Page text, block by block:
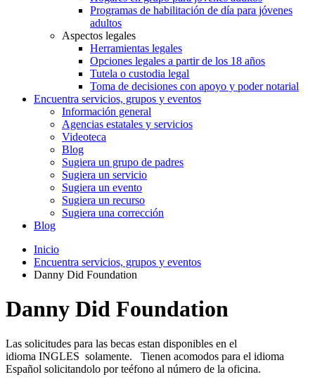
Programas de habilitación de día para jóvenes
adultos
Aspectos legales
Herramientas legales
Opciones legales a partir de los 18 años
Tutela o custodia legal
Toma de decisiones con apoyo y poder notarial
Encuentra servicios, grupos y eventos
Información general
Agencias estatales y servicios
Videoteca
Blog
Sugiera un grupo de padres
Sugiera un servicio
Sugiera un evento
Sugiera un recurso
Sugiera una corrección
Blog
Inicio
Encuentra servicios, grupos y eventos
Danny Did Foundation
Danny Did Foundation
Las solicitudes para las becas estan disponibles en el
idioma INGLES solamente. Tienen acomodos para el idioma
Español solicitandolo por teéfono al número de la oficina.